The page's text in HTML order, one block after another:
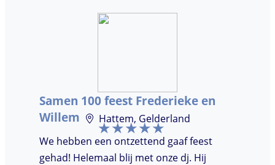
je geld. De gasten vroegen zich af waar ik
Samen 100 feest Frederieke en
Willem
Hattem, Gelderland
We hebben een ontzettend gaaf feest
gehad! Helemaal blij met onze dj. Hij